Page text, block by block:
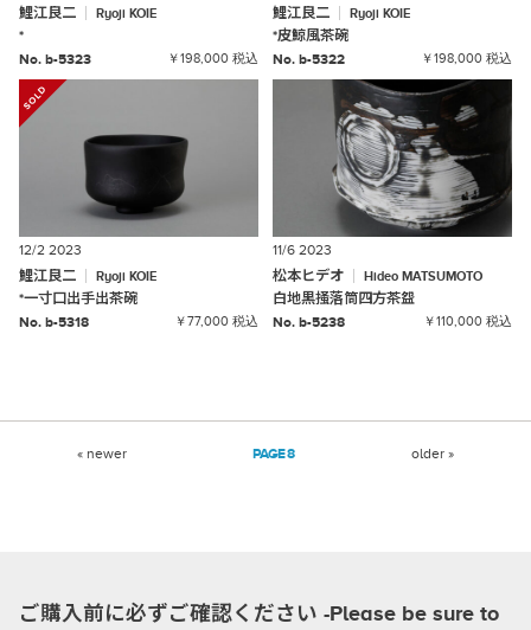
鯉江良二
Ryoji KOIE
*
No. b-5323
￥198,000 税込
鯉江良二
Ryoji KOIE
*皮鯨風茶碗
No. b-5322
￥198,000 税込
12/2 2023
鯉江良二
Ryoji KOIE
*一寸口出手出茶碗
No. b-5318
￥77,000 税込
11/6 2023
松本ヒデオ
Hideo MATSUMOTO
白地黒掻落筒四方茶盌
No. b-5238
￥110,000 税込
« newer 8 older »
ご購入前に必ずご確認ください -Please be sure to